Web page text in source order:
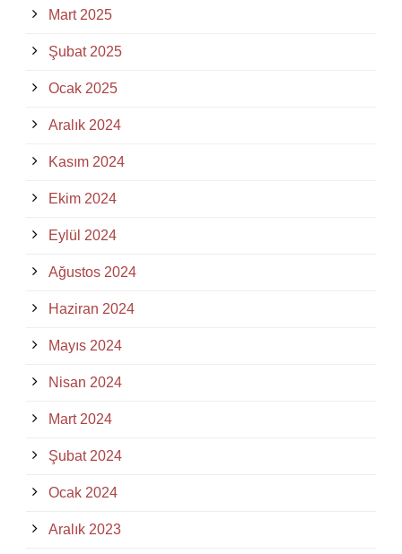
Mart 2025
Şubat 2025
Ocak 2025
Aralık 2024
Kasım 2024
Ekim 2024
Eylül 2024
Ağustos 2024
Haziran 2024
Mayıs 2024
Nisan 2024
Mart 2024
Şubat 2024
Ocak 2024
Aralık 2023